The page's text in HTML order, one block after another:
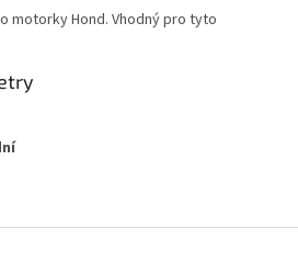
motorky Hond. Vhodný pro tyto